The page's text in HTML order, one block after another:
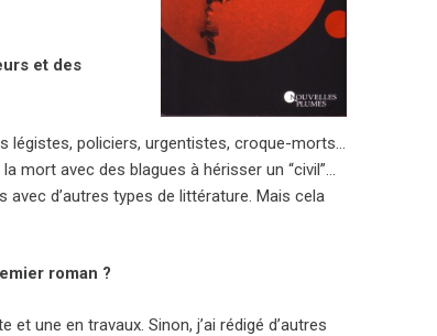
et des
légistes, policiers, urgentistes, croque-morts…
mort avec des blagues à hérisser un “civil”…
d’autres types de littérature. Mais cela
roman ?
une en travaux. Sinon, j’ai rédigé d’autres